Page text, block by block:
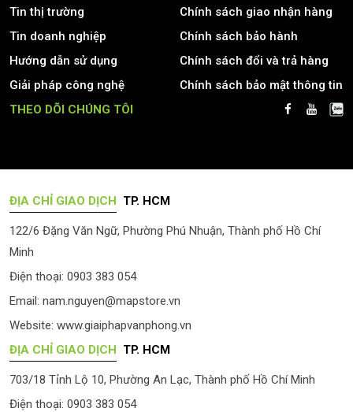
Tin thị trường
Tin doanh nghiệp
Hướng dẫn sử dụng
Giải pháp công nghệ
Chính sách giao nhận hàng
Chính sách bảo hành
Chính sách đổi và trả hàng
Chính sách bảo mật thông tin
THEO DÕI CHÚNG TÔI
ĐỊA CHỈ GIAO DỊCH TP. HCM
122/6 Đặng Văn Ngữ, Phường Phú Nhuận, Thành phố Hồ Chí
Minh
Điện thoại: 0903 383 054
Email: nam.nguyen@mapstore.vn
Website: www.giaiphapvanphong.vn
ĐỊA CHỈ GIAO DỊCH TP. HCM
703/18 Tỉnh Lộ 10, Phường An Lạc, Thành phố Hồ Chí Minh
Điện thoại: 0903 383 054